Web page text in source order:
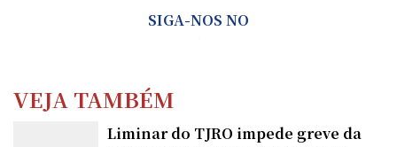
SIGA-NOS NO
VEJA TAMBÉM